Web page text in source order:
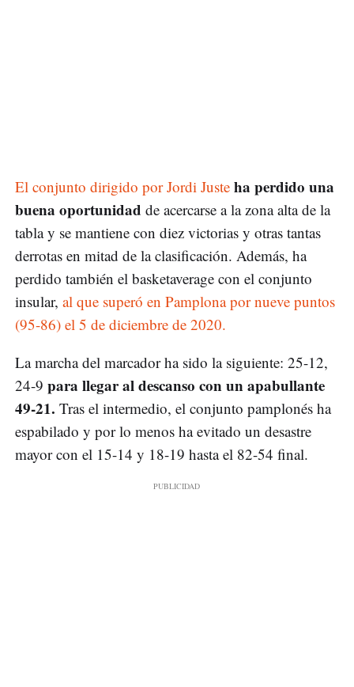
El conjunto dirigido por Jordi Juste ha perdido una
buena oportunidad de acercarse a la zona alta de la
tabla y se mantiene con diez victorias y otras tantas
derrotas en mitad de la clasificación. Además, ha
perdido también el basketaverage con el conjunto
insular, al que superó en Pamplona por nueve puntos
(95-86) el 5 de diciembre de 2020.
La marcha del marcador ha sido la siguiente: 25-12,
24-9 para llegar al descanso con un apabullante
49-21. Tras el intermedio, el conjunto pamplonés ha
espabilado y por lo menos ha evitado un desastre
mayor con el 15-14 y 18-19 hasta el 82-54 final.